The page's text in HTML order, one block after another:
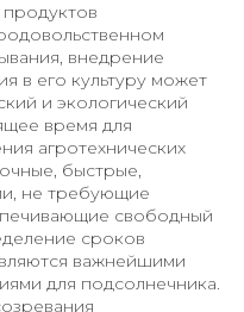
внедрение
в его культуру может
и экологический
время для
агротехнических
быстрые,
не требующие
свободный
сроков
важнейшими
для подсолнечника.